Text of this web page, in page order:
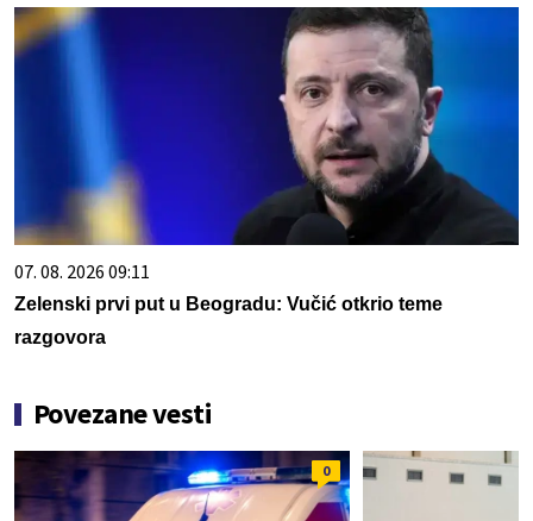
07. 08. 2026 09:11
Zelenski prvi put u Beogradu: Vučić otkrio teme
razgovora
Povezane vesti
0